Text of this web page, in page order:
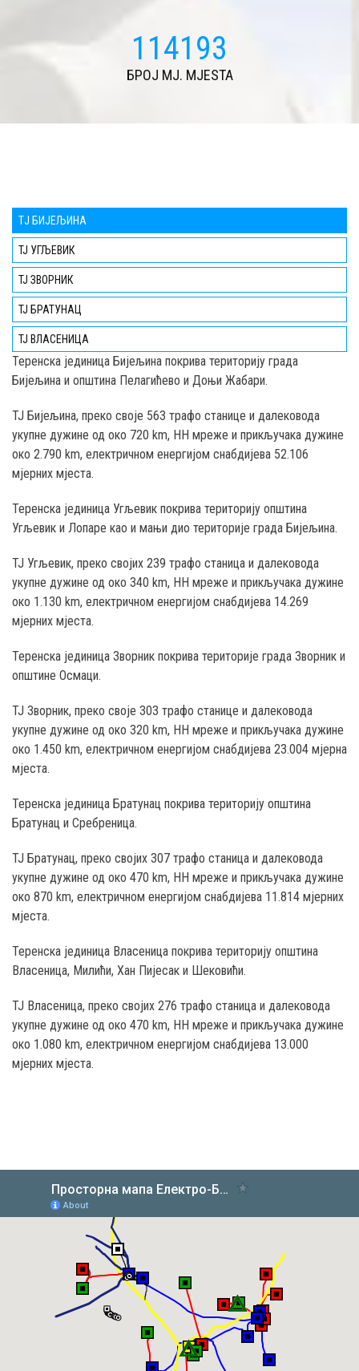
114193
БРОЈ MJ. MJESTA
TЈ БИЈЕЉИНА
ТЈ УГЉЕВИК
ТЈ ЗВОРНИК
ТЈ БРАТУНАЦ
ТЈ ВЛАСЕНИЦА
Teренска јединица Бијељина покрива територију града
Бијељина и општина Пелагићево и Доњи Жабари.
ТЈ Бијељина, преко својe 563 трафо станице и далековода
укупне дужине од око 720 km, НН мреже и прикључака дужине
око 2.790 km, електричном енергијом снабдијева 52.106
мјерних мјеста.
Теренска јединица Угљевик покрива територију општина
Угљевик и Лопаре као и мањи дио територије градa Бијељина.
ТЈ Угљевик, преко својих 239 трафо станица и далековода
укупне дужине од око 340 km, НН мреже и прикључака дужине
око 1.130 km, електричном енергијом снабдијева 14.269
мјерних мјеста.
Теренска јединица Зворник покрива територије града Зворник и
општине Осмаци.
ТЈ Зворник, преко своје 303 трафо станице и далековода
укупне дужине од око 320 km, НН мреже и прикључака дужине
око 1.450 km, електричном енергијом снабдијева 23.004 мјерна
мјеста.
Теренска јединица Братунац покрива територију општина
Братунац и Сребреница.
ТЈ Братунац, преко својих 307 трафо станица и далековода
укупне дужине од око 470 km, НН мреже и прикључака дужине
око 870 km, електричном енергијом снабдијева 11.814 мјерних
мјеста.
Теренска јединица Власеница покрива територију општина
Власеница, Милићи, Хан Пијесак и Шековићи.
ТЈ Власеница, преко својих 276 трафо станица и далековода
укупне дужине од око 470 km, НН мреже и прикључака дужине
око 1.080 km, електричном енергијом снабдијева 13.000
мјерних мјеста.